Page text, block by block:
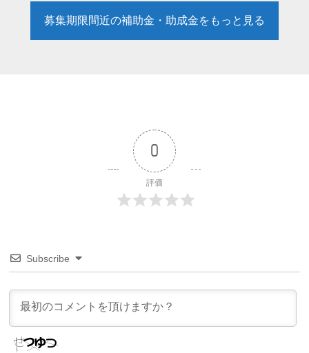
募集期限間近の補助金・助成金をもっと見る
0
評価
Subscribe